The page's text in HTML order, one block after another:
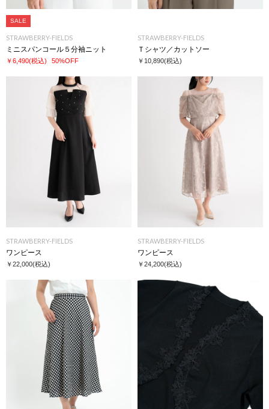
SALE
STRAWBERRY-FIELDS
ミニスパンコール５分袖ニット
￥6,490(税込) 50%OFF
STRAWBERRY-FIELDS
Ｔシャツ／カットソー
￥10,890(税込)
STRAWBERRY-FIELDS
ワンピース
￥22,000(税込)
STRAWBERRY-FIELDS
ワンピース
￥24,200(税込)